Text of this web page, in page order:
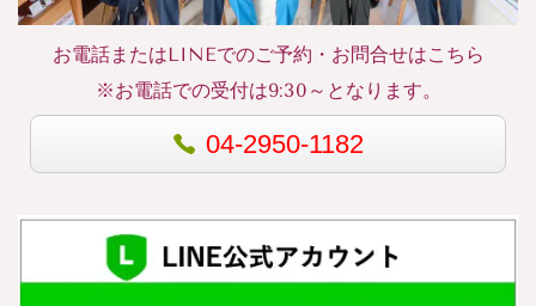
お電話またはLINEでのご予約・お問合せはこちら
※お電話での受付は9:30～となります。
04-2950-1182